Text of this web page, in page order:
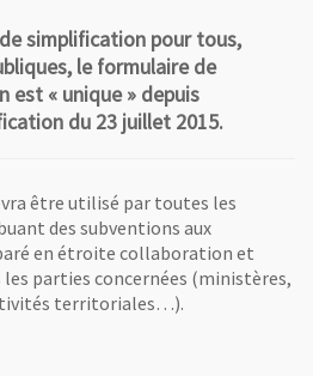
simplification pour tous,
le formulaire de
est « unique » depuis
du 23 juillet 2015.
être utilisé par toutes les
des subventions aux
en étroite collaboration et
parties concernées (ministères,
territoriales…).